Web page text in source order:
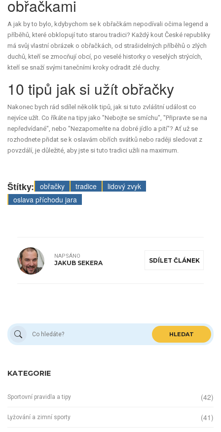
obřačkami
A jak by to bylo, kdybychom se k obřačkám nepodívali očima legend a
příběhů, které obklopují tuto starou tradici? Každý kout České republiky
má svůj vlastní obrázek o obřačkách, od strašidelných příběhů o zlých
duchů, kteří se zmocňují obcí, po veselé historky o veselých strýcích,
kteří se snaží svými tanečními kroky odradit zlé duchy.
10 tipů jak si užít obřačky
Nakonec bych rád sdílel několik tipů, jak si tuto zvláštní událost co
nejvíce užít. Co říkáte na tipy jako "Nebojte se smíchu", "Připravte se na
nepředvídané", nebo "Nezapomeňte na dobré jídlo a pití"? Ať už se
rozhodnete přidat se k oslavám obřích svátků nebo raději sledovat z
povzdálí, je důležité, aby jste si tuto tradici užili na maximum.
Štítky: obřačky tradice
lidový zvyk
oslava příchodu jara
SDÍLET ČLÁNEK
NAPSÁNO
JAKUB SEKERA
HLEDAT
KATEGORIE
Sportovní pravidla a tipy (42)
Lyžování a zimní sporty (41)